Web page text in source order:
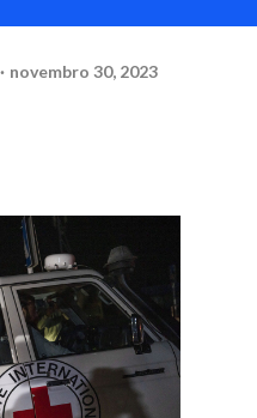
novembro 30, 2023